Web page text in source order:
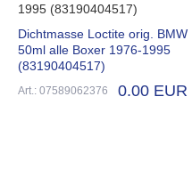
Dichtmasse Loctite orig. BMW
50ml alle Boxer 1976-1995
(83190404517)
Art.: 07589062376 0.00 EUR